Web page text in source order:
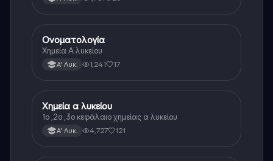
Χημεία
Ονοματολογία
Χημεία Α λυκείου
Α' Λυκ. 1,241 17
Χημεία
Χημεία α λυκείου
1ο ,2ο ,3ο κεφάλαιο χημείας α λυκείου
Α' Λυκ. 4,727 121